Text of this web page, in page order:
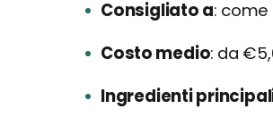
Consigliato a come
Costo medio da
Ingredienti